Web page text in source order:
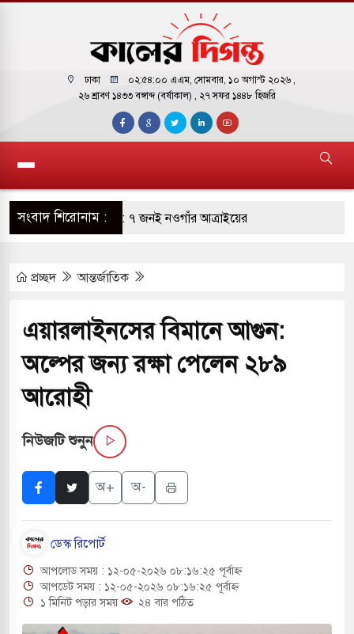
ঢাকা ০২:৫৪:০১ এএম, সোমবার, ১০ অগাস্ট ২০২৬ ,
২৬ শ্রাবণ ১৪৩৩ বঙ্গাব্দ (বর্ষাকাল) , ২৭ সফর ১৪৪৮ হিজরি
সংবাদ শিরোনাম :
আগুন ১৭ জনের মৃত্যু: ৭ জনই নওগাঁর আত্রাইয়ের
রুটে কাল থেকে চালু হচ্ছে ‘অভিযাত্রী কমিউটার’
শহরমুখী হতে হবে না: স্বাস্থ্যমন্ত্রী
একসঙ্গে বসলে সমস্যার সমাধান সম্ভব:
অনুমতি ছাড়াই চলছে অবৈধ খেয়া নৌকা টোল আদায়
কুলাউড়া সীমান্তে বিএসএফের গুলিতে বাংলাদেশি
‘গঙ্গা জল’ ঢালার ঘোষণা হিন্দু রক্ষা দলের
কাছে দোয়া চাইলেন প্রধানমন্ত্রী তারেক রহমান
সফরে দক্ষিণ সুদান ও আবেই গেলেন সেনাপ্রধান
প্রচ্ছদ আন্তর্জাতিক
এয়ারলাইনসের বিমানে আগুন:
অল্পের জন্য রক্ষা পেলেন ২৮৯
আরোহী
নিউজটি শুনুন
অ+ অ-
ডেস্ক রিপোর্ট
আপলোড সময় : ১২-০৫-২০২৬ ০৮:১৬:২৫ পূর্বাহ্ন
আপডেট সময় : ১২-০৫-২০২৬ ০৮:১৬:২৫ পূর্বাহ্ন
১ মিনিট পড়ার সময়
২৪ বার পঠিত